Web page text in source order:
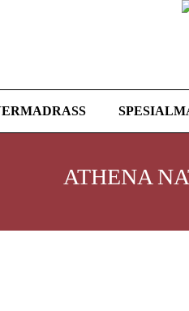
ATHENA